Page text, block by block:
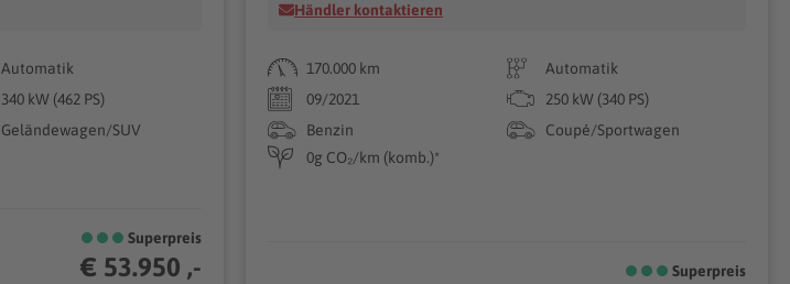
Automatik
340 kW (462 PS)
Geländewagen/SUV
Superpreis
€ 53.950 ,-
Händler kontaktieren
170.000 km
Automatik
09/2021
250 kW (340 PS)
Benzin
Coupé/Sportwagen
0g CO₂/km (komb.)*
Superpreis